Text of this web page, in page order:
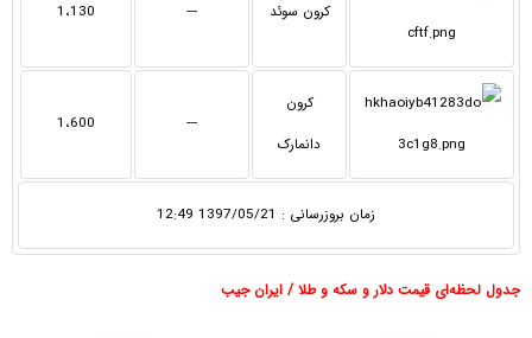
کرون سوئد --- 1،130
کرون
دانمارک
--- 1،600
زمان بروزرسانی : 1397/05/21 12:49
جدول لحظه‌ای قیمت دلار و سکه و طلا / ایران جیب